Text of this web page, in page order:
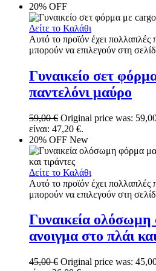
20% OFF
Δείτε το Καλάθι
Αυτό το προϊόν έχει πολλαπλές
μπορούν να επιλεγούν στη
Γυναικείο σετ
παντελόνι μαύρο
59,00€ Original price was:
είναι: 47,20 €.
20% OFF New
Δείτε το Καλάθι
Αυτό το προϊόν έχει πολλαπλές
μπορούν να επιλεγούν στη
Γυναικεία
ανοιγμα στο πλάι
45,00€ Original price was: